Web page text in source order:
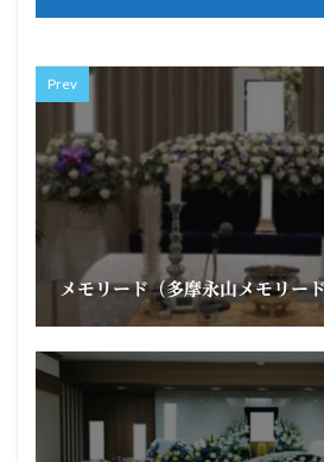
Prev
メモリード（多摩永山メモリー